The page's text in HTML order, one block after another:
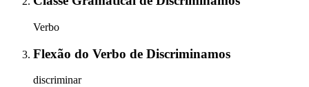
Verbo
Flexão do Verbo de Discriminamos
discriminar